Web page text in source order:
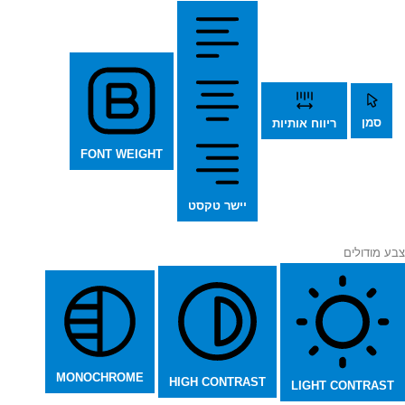
סמן ריווח אותיות
יישר טקסט
FONT WEIGHT
צבע מודולים
LIGHT CONTRAST
HIGH CONTRAST
MONOCHROME